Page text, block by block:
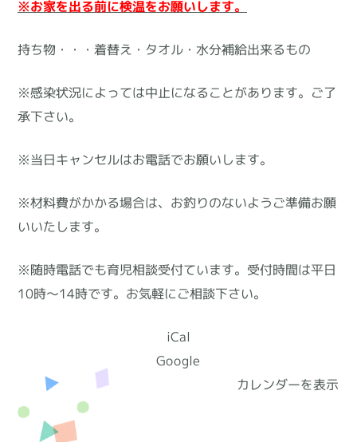
限
※お家を出る前に検温をお願いします。
持ち物・・・着替え・タオル・水分補給出来るもの
※感染状況によっては中止になることがあります。ご了
承下さい。
※当日キャンセルはお電話でお願いします。
※材料費がかかる場合は、お釣りのないようご準備お願
いいたします。
※随時電話でも育児相談受付ています。受付時間は平日
10時～14時です。お気軽にご相談下さい。
iCal
Google
カレンダーを表示